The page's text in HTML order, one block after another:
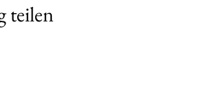
teilen